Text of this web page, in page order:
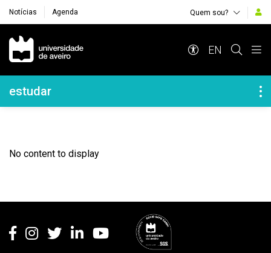
Notícias Agenda Quem sou?
Navegação Principal
EN
Navegação Lateral
estudar
No content to display